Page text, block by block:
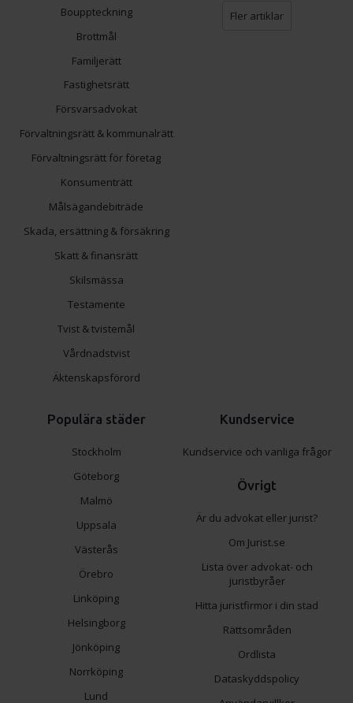
Bouppteckning
Brottmål
Familjerätt
Fastighetsrätt
Försvarsadvokat
Förvaltningsrätt & kommunalrätt
Förvaltningsrätt för företag
Konsumenträtt
Målsägandebiträde
Skada, ersättning & försäkring
Skatt & finansrätt
Skilsmässa
Testamente
Tvist & tvistemål
Vårdnadstvist
Äktenskapsförord
Fler artiklar
Populära städer
Stockholm
Göteborg
Malmö
Uppsala
Västerås
Örebro
Linköping
Helsingborg
Jönköping
Norrköping
Lund
Kundservice
Kundservice och vanliga frågor
Övrigt
Är du advokat eller jurist?
Om Jurist.se
Lista över advokat- och
juristbyråer
Hitta juristfirmor i din stad
Rättsområden
Ordlista
Dataskyddspolicy